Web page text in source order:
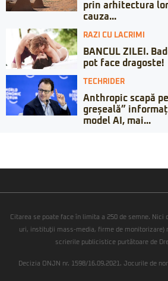
prin arhitectura
cauza...
RAZI CU LACRIMI
BANCUL ZILEI.
pot face dragoste!
TECHRIDER
Anthropic scapă
greșeală”
model AI, mai...
Citarea se poate face în limita a 250 de semne. Nici
uri, instituţii mass-media, firme de monitorizare)
scrierile publicistice purtătoare de
Decizia ONJN nr. 1598/16.09.2021. Jocurile de